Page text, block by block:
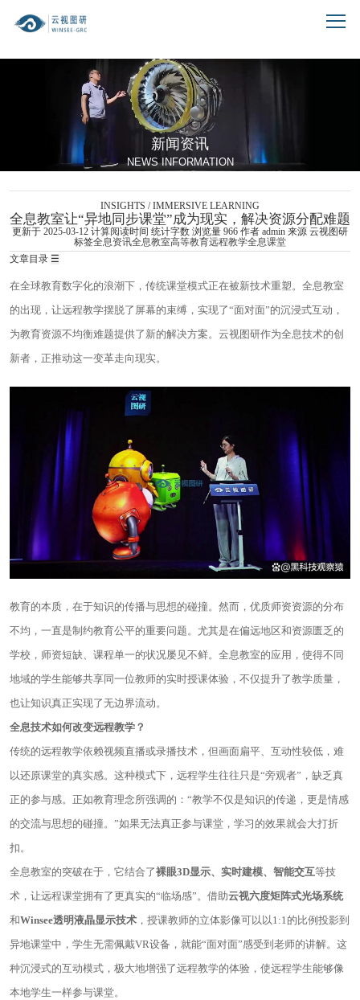
新闻资讯
NEWS INFORMATION
INSIGHTS / IMMERSIVE LEARNING
全息教室让“异地同步课堂”成为现实，解决资源分配难题
更新于 2025-03-12 计算阅读时间 统计字数 浏览量 966 作者 admin 来源 云视图研
标签全息资讯全息教室高等教育远程教学全息课堂
文章目录 ☰
在全球教育数字化的浪潮下，传统课堂模式正在被新技术重塑。全息教室
的出现，让远程教学摆脱了屏幕的束缚，实现了“面对面”的沉浸式互动，
为教育资源不均衡难题提供了新的解决方案。云视图研作为全息技术的创
新者，正推动这一变革走向现实。
教育的本质，在于知识的传播与思想的碰撞。然而，优质师资资源的分布
不均，一直是制约教育公平的重要问题。尤其是在偏远地区和资源匮乏的
学校，师资短缺、课程单一的状况屡见不鲜。全息教室的应用，使得不同
地域的学生能够共享同一位教师的实时授课体验，不仅提升了教学质量，
也让知识真正实现了无边界流动。
全息技术如何改变远程教学？
传统的远程教学依赖视频直播或录播技术，但画面扁平、互动性较低，难
以还原课堂的真实感。这种模式下，远程学生往往只是“旁观者”，缺乏真
正的参与感。正如教育理念所强调的：“教学不仅是知识的传递，更是情感
的交流与思想的碰撞。”如果无法真正参与课堂，学习的效果就会大打折
扣。
全息教室的突破在于，它结合了裸眼3D显示、实时建模、智能交互等技
术，让远程课堂拥有了更真实的“临场感”。借助云视六度矩阵式光场系统
和Winsee透明液晶显示技术，授课教师的立体影像可以以1:1的比例投影到
异地课堂中，学生无需佩戴VR设备，就能“面对面”感受到老师的讲解。这
种沉浸式的互动模式，极大地增强了远程教学的体验，使远程学生能够像
本地学生一样参与课堂。